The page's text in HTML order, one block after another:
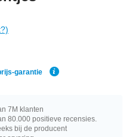
garantie
7M klanten
80.000 positieve recensies.
bij de producent